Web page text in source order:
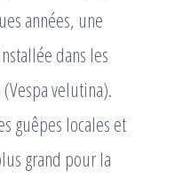
années, une
dans les
(Vespa velutina).
guêpes locales et
grand pour la